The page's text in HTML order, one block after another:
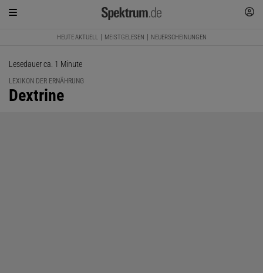
HEUTE AKTUELL MEISTGELESEN NEUERSCHEINUNGEN
Lesedauer ca. 1 Minute
LEXIKON DER ERNÄHRUNG
:
Dextrine